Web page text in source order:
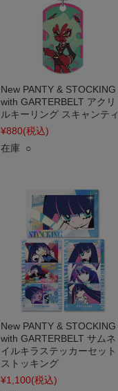
New PANTY & STOCKING
with GARTERBELT アクリ
ルキーリング スキャンティ
¥880(税込)
在庫 ○
New PANTY & STOCKING
with GARTERBELT サムネ
イルキラステッカーセット
ストッキング
¥1,100(税込)